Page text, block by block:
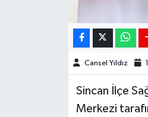
Cansel Yıldız
Sincan İlçe
Merkezi